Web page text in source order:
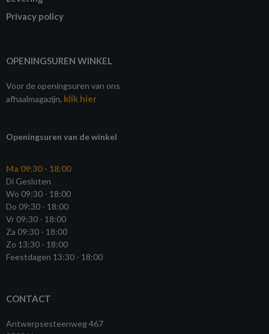
Privacy policy
OPENINGSUREN WINKEL
Voor de openingsuren van ons
afhaalmagazijn, klik hier
Openingsuren van de winkel
Ma 09:30 - 18:00
Di Gesloten
Wo 09:30 - 18:00
Do 09:30 - 18:00
Vr 09:30 - 18:00
Za 09:30 - 18:00
Zo 13:30 - 18:00
Feestdagen 13:30 - 18:00
CONTACT
Antwerpsesteenweg 467